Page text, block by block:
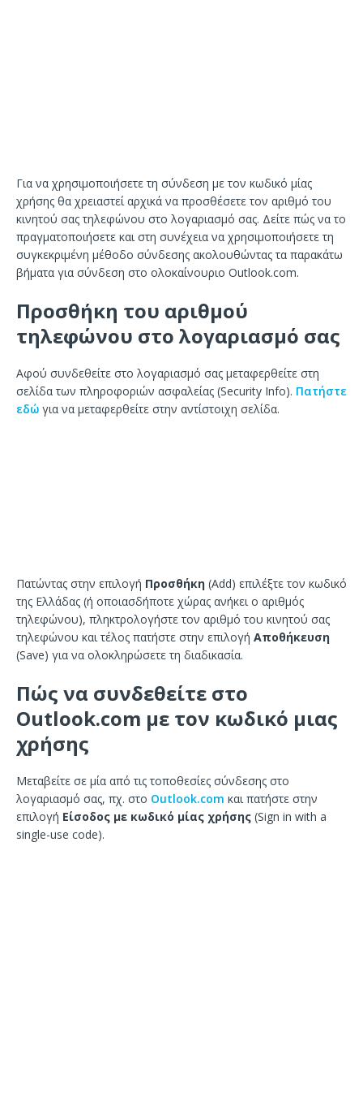
Για να χρησιμοποιήσετε τη σύνδεση με τον κωδικό μίας
χρήσης θα χρειαστεί αρχικά να προσθέσετε τον αριθμό του
κινητού σας τηλεφώνου στο λογαριασμό σας. Δείτε πώς να το
πραγματοποιήσετε και στη συνέχεια να χρησιμοποιήσετε τη
συγκεκριμένη μέθοδο σύνδεσης ακολουθώντας τα παρακάτω
βήματα για σύνδεση στο ολοκαίνουριο Outlook.com.
Προσθήκη του αριθμού
τηλεφώνου στο λογαριασμό σας
Αφού συνδεθείτε στο λογαριασμό σας μεταφερθείτε στη
σελίδα των πληροφοριών ασφαλείας (Security Info). Πατήστε
εδώ για να μεταφερθείτε στην αντίστοιχη σελίδα.
Πατώντας στην επιλογή Προσθήκη (Add) επιλέξτε τον κωδικό
της Ελλάδας (ή οποιασδήποτε χώρας ανήκει ο αριθμός
τηλεφώνου), πληκτρολογήστε τον αριθμό του κινητού σας
τηλεφώνου και τέλος πατήστε στην επιλογή Αποθήκευση
(Save) για να ολοκληρώσετε τη διαδικασία.
Πώς να συνδεθείτε στο
Outlook.com με τον κωδικό μιας
χρήσης
Μεταβείτε σε μία από τις τοποθεσίες σύνδεσης στο
λογαριασμό σας, πχ. στο Outlook.com και πατήστε στην
επιλογή Είσοδος με κωδικό μίας χρήσης (Sign in with a
single-use code).